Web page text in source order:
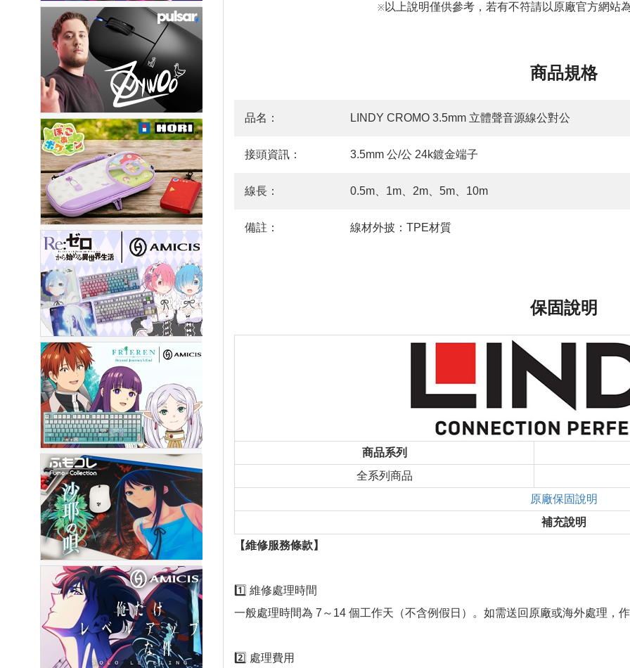
※ 以上說明僅供參考，若有不符請以原廠官方網站
商品規格
品名： LINDY CROMO 3.5mm 立體聲音源線公對公
接頭資訊： 3.5mm 公/公 24k鍍金端子
線長： 0.5m、1m、2m、5m、10m
備註： 線材外披：TPE材質
保固說明
商品系列
全系列商品
原廠保固說明
補充說明
【維修服務條款】
1️⃣ 維修處理時間
一般處理時間為 7～14 個工作天（不含例假日）。如需送回原廠或海外處理，
2️⃣ 處理費用